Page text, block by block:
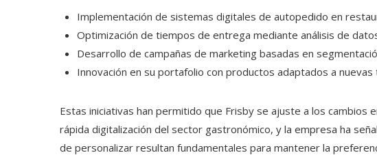
Implementación de sistemas digitales de autopedido en
Optimización de tiempos de entrega mediante análisis de
Desarrollo de campañas de marketing basadas en
Innovación en su portafolio con productos adaptados a nuevas
Estas iniciativas han permitido que Frisby se ajuste a los
rápida digitalización del sector gastronómico, y la empresa ha
de personalizar resultan fundamentales para mantener la